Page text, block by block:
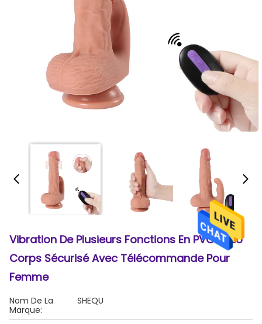
Vibration De Plusieurs Fonctions En PVC Dildo
Corps Sécurisé Avec Télécommande Pour
Femme
Nom De La
Marque:
SHEQU